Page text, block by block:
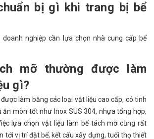
bị gì khi trang bị bể
doanh nghiệp cần lựa chọn nhà cung cấp bể
mỡ thường được làm
gì?
làm bằng các loại vật liệu cao cấp, có tinh
ăn mòn tốt như Inox SUS 304, nhựa tổng hợp,
lựa chọn vật liệu làm bể tách mỡ cũng rất
tới vị trí đặt bể, kết cấu xây dựng, tuổi thọ thiết